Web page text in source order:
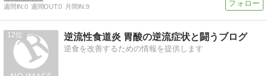
週間IN:0 週間OUT:0 月間IN:9
12 逆流性食道炎 胃酸の逆流症状と闘うブログ
逆食を改善するための情報を提供します